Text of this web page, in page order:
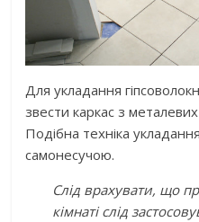
Для укладання
звести каркас з
Подібна техніка
самонесучою.
Слід врахувати, що
кімнаті слід